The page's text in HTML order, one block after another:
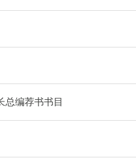
总编荐书书目